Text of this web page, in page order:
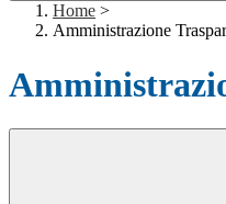
Home >
Amministrazione